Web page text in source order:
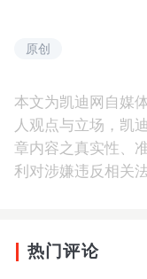
原创
本文为凯迪网自媒
人观点与立场，凯
章内容之真实性、
利对涉嫌违反相关
热门评论